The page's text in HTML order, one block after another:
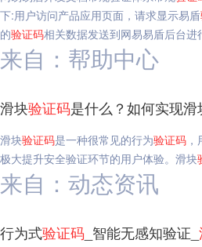
下:用户访问产品应用页面，请求显示易盾
的验证码相关数据发送到网易易盾后台
来自：帮助中心
滑块验证码是什么？如何实现
滑块验证码是一种很常见的行为验证码
极大提升安全验证环节的用户体验。滑块
来自：动态资讯
行为式验证码 _智能无感知验证_